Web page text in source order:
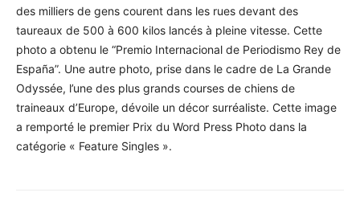
des milliers de gens courent dans les rues devant des
taureaux de 500 à 600 kilos lancés à pleine vitesse. Cette
photo a obtenu le “Premio Internacional de Periodismo Rey de
España”. Une autre photo, prise dans le cadre de La Grande
Odyssée, l’une des plus grands courses de chiens de
traineaux d’Europe, dévoile un décor surréaliste. Cette image
a remporté le premier Prix du Word Press Photo dans la
catégorie « Feature Singles ».